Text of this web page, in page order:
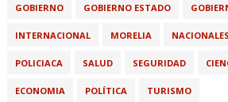
GOBIERNO GOBIERNO ESTADO
INTERNACIONAL MORELIA NACIONALES
POLICIACA SALUD SEGURIDAD
ECONOMIA POLÍTICA TURISMO